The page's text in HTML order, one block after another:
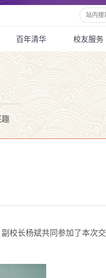
百年清华 校友服务
校长杨斌共同参加了本次交